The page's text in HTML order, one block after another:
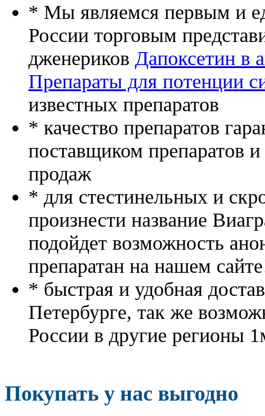
* Мы являемся первым и
России торговым
дженериков Дапоксетин в
Препараты для потенции
известных препаратов
* качество препаратов
поставщиком препаратов
продаж
* для стестинельных и
произнести название
подойдет возможность
препаратан на нашем
* быстрая и удобная
Петербурге, так же
России в другие регионы
Покупать у нас выгодно